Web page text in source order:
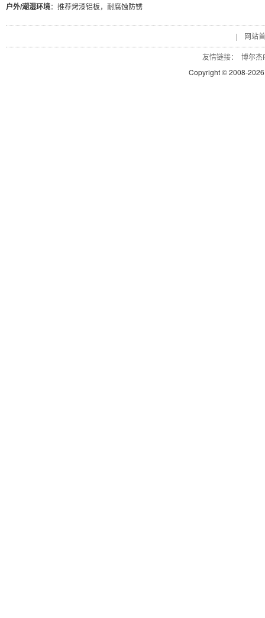
户外/潮湿环境：推荐烤漆铝板，耐腐蚀防锈
| 网站
友情链接：
博尔杰
Copyright © 2008-2026